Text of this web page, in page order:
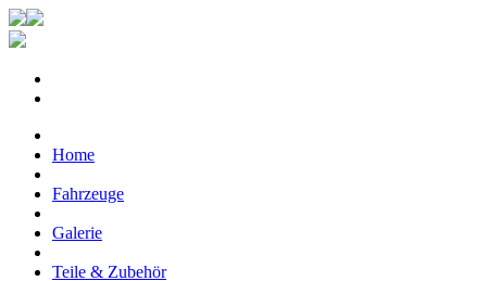
Home
Fahrzeuge
Galerie
Teile & Zubehör